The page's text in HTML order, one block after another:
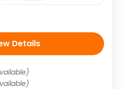
,Europa Oriental
Details